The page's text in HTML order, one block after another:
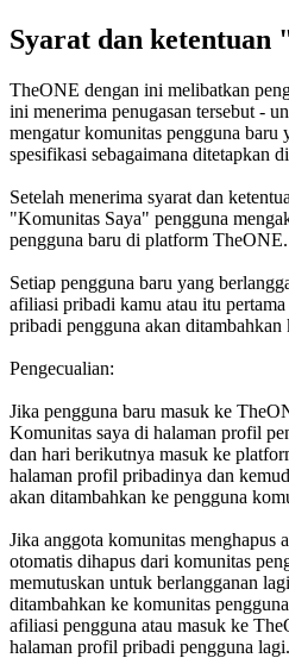
Syarat dan ketentuan
TheONE dengan ini melibatkan
ini menerima penugasan tersebut -
mengatur komunitas pengguna baru
spesifikasi sebagaimana ditetapkan
Setelah menerima syarat dan
"Komunitas Saya" pengguna
pengguna baru di platform TheONE.
Setiap pengguna baru yang
afiliasi pribadi kamu atau itu
pribadi pengguna akan ditambahkan
Pengecualian:
Jika pengguna baru masuk ke
Komunitas saya di halaman profil
dan hari berikutnya masuk ke
halaman profil pribadinya dan
akan ditambahkan ke pengguna
Jika anggota komunitas menghapus
otomatis dihapus dari komunitas
memutuskan untuk berlangganan
ditambahkan ke komunitas
afiliasi pengguna atau masuk ke
halaman profil pribadi pengguna lagi.